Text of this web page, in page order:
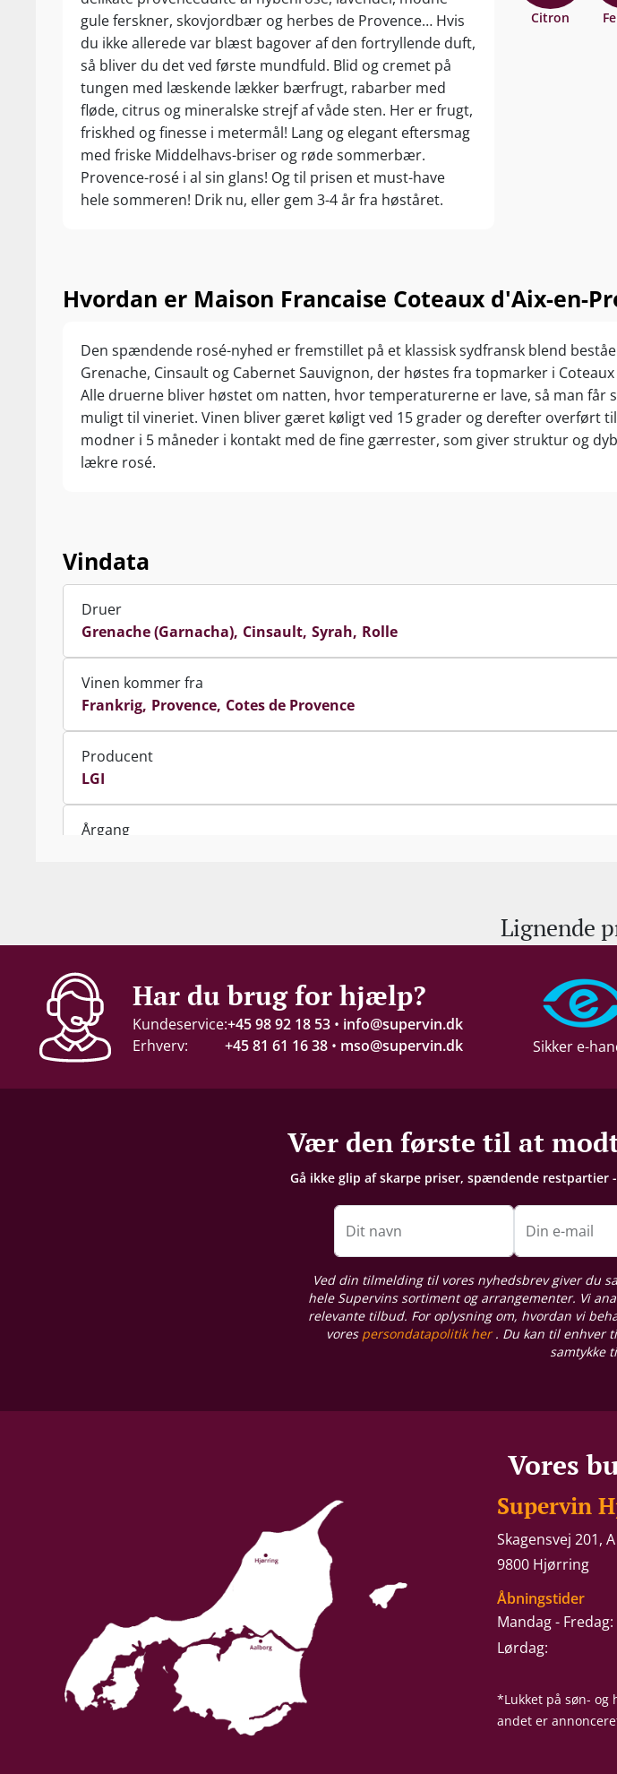
gule ferskner, skovjordbær og herbes de Provence… Hvis
du ikke allerede var blæst bagover af den fortryllende duft,
så bliver du det ved første mundfuld. Blid og cremet på
tungen med læskende lækker bærfrugt, rabarber med
fløde, citrus og mineralske strejf af våde sten. Her er frugt,
friskhed og finesse i metermål! Lang og elegant eftersmag
med friske Middelhavs-briser og røde sommerbær.
Provence-rosé i al sin glans! Og til prisen et must-have
hele sommeren! Drik nu, eller gem 3-4 år fra høståret.
Citron
Hvordan er Maison Francaise Coteaux d'Aix-en-
Den spændende rosé-nyhed er fremstillet på et klassisk sydfransk blend
Grenache, Cinsault og Cabernet Sauvignon, der høstes fra topmarker i Coteaux
Alle druerne bliver høstet om natten, hvor temperaturerne er lave, så man får
muligt til vineriet. Vinen bliver gæret køligt ved 15 grader og derefter overført
modner i 5 måneder i kontakt med de fine gærrester, som giver struktur og
lækre rosé.
Vindata
Druer
Grenache (Garnacha) Cinsault Syrah Rolle
Vinen kommer fra
Frankrig Provence Cotes de Provence
Producent
LGI
Årgang
Alkohol-%
12,5 %
Servering
Allergener
Lignende
Har du brug for hjælp?
Kundeservice:+45 98 92 18 53 • info@supervin.dk
Erhverv:
+45 81 61 16 38 • mso@supervin.dk Sikker e-
Vær den første til at
Gå ikke glip af skarpe priser, spændende restpartier
Dit navn Din e-mail
Ved din tilmelding til vores nyhedsbrev giver du
hele Supervins sortiment og arrangementer. Vi
relevante tilbud. For oplysning om, hvordan vi
vores persondatapolitik her. Du kan til enhver
samtykke
Vores
Supervin
Skagensvej 201, A
9800 Hjørring
Åbningstider
Mandag - Fredag:
Lørdag:
*Lukket på søn- og
andet er